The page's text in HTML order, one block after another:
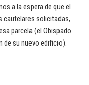
a la espera de que el
cautelares solicitadas,
parcela (el Obispado
de su nuevo edificio).